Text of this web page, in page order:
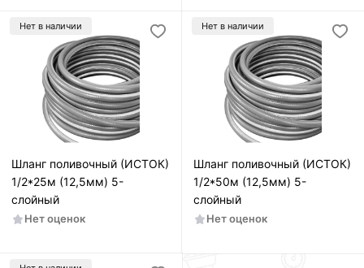
Нет в наличии
Шланг поливочный (ИСТОК)
1/2*25м (12,5мм) 5-
слойный
Нет оценок
Нет в наличии
Шланг поливочный (ИСТОК)
1/2*50м (12,5мм) 5-
слойный
Нет оценок